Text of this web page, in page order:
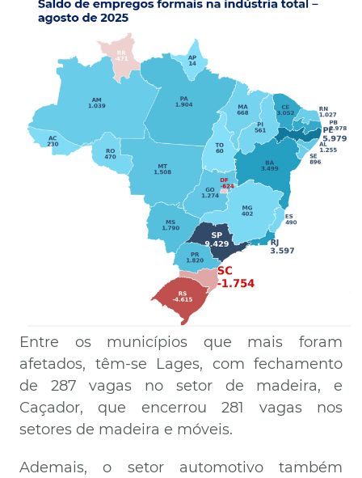
Entre os municípios que mais foram
afetados, têm-se Lages, com fechamento
de 287 vagas no setor de madeira, e
Caçador, que encerrou 281 vagas nos
setores de madeira e móveis.
Ademais, o setor automotivo também